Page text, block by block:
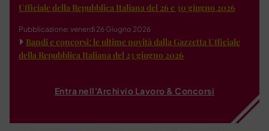
Ufficiale della Repubblica Italiana del 26 e 30 giugno 2026
Pubblicazione: venerdì 26 Giugno 2026
Bandi e concorsi: le ultime novità dalla Gazzetta Ufficiale
della Repubblica Italiana del 23 giugno 2026
Entra nell'Archivio Lavoro & Concorsi